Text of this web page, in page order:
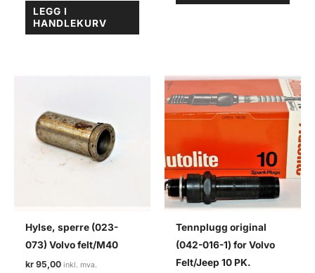
LEGG I
HANDLEKURV
Hylse, sperre (023-
073) Volvo felt/M40
kr 95,00
Tennplugg original
(042-016-1) for Volvo
Felt/Jeep 10 PK.